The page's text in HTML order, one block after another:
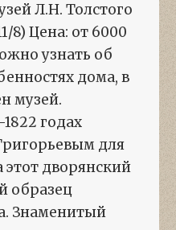
Л.Н. Толстого
8) Цена: от 6000
узнать об
дома, в
музей.
годах
для
этот дворянский
образец
Знаменитый